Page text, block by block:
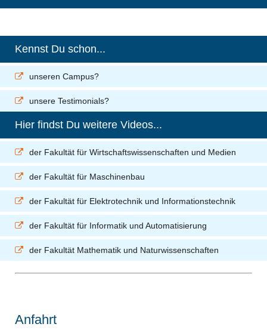
Kennst Du schon...
unseren Campus?
unsere Testimonials?
Hier findst Du weitere Videos...
der Fakultät für Wirtschaftswissenschaften und Medien
der Fakultät für Maschinenbau
der Fakultät für Elektrotechnik und Informationstechnik
der Fakultät für Informatik und Automatisierung
der Fakultät Mathematik und Naturwissenschaften
Anfahrt